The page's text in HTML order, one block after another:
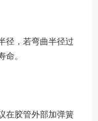
径，若弯曲半径过
。
在胶管外部加弹簧